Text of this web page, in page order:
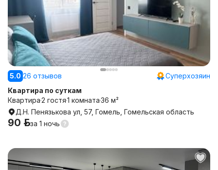
5.0 26 отзывов
Суперхозяин
Квартира по суткам
Квартира2 гостя1 комната36 м²
Д.Н. Пенязькова ул, 57, Гомель, Гомельская область
90 р.за 1 ночь